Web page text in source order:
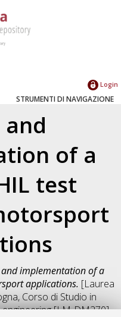
Login
STRUMENTI DI NAVIGAZIONE
and
of a
test
and implementation of a
applications. [Laurea
Corso di Studio in
[LM-DM270],